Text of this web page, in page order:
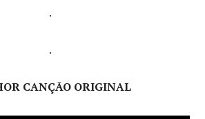
.
.
CANÇÃO ORIGINAL